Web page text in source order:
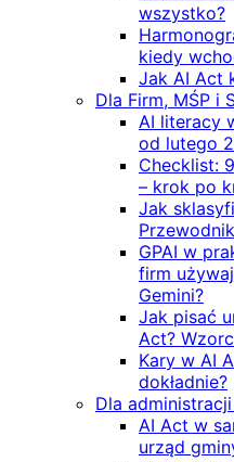
wszystko?
kiedy
Jak AI Act
Dla Firm, MŚP i
AI literacy
od lutego
Checklist:
– krok po
Jak
GPAI w
firm
Gemini?
Jak pisać
Act?
Kary w AI
dokładnie?
Dla
AI Act w
urząd